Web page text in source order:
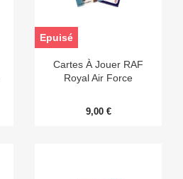
Cartes À Jouer RAF
Royal Air Force
9,00 €
Epuisé